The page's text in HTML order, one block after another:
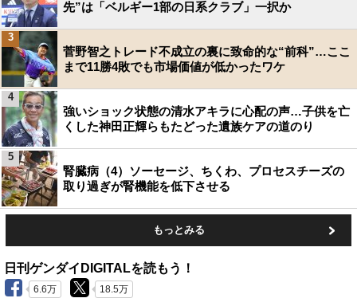
先”は「ベルギー1部の日系クラブ」一択か
菅野智之トレード不成立の裏に致命的な“前科”…ここ
まで11勝4敗でも市場価値が低かったワケ
3
強いショック状態の清水アキラに心配の声…子供を亡
くした神田正輝らもたどった遺族ケアの道のり
4
腎臓病（4）ソーセージ、ちくわ、プロセスチーズの
取り過ぎが腎機能を低下させる
5
もっとみる
日刊ゲンダイDIGITALを読もう！
6.6万 18.5万